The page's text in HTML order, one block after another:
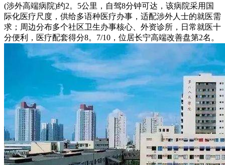
(涉外高端病院)约2。5公里，自驾8分钟可达，该病院采用国
际化医疗尺度，供给多语种医疗办事，适配涉外人士的就医需
求；周边分布多个社区卫生办事核心、外资诊所，日常就医十
分便利，医疗配套得分8。7/10，位居长宁高端改善盘第2名。